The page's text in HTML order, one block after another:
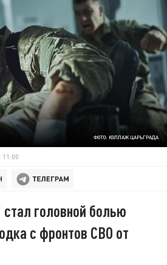
ФОТО: КОЛЛАЖ ЦАРЬГРАДА
головной болью
с фронтов СВО от